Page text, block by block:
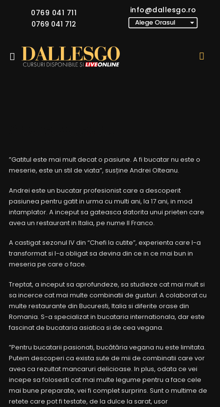
0769 041 711
0769 041 712
info@dallesgo.ro
”Gatitul este mai mult decat o pasiune. A fi bucatar nu este o
meserie, este un stil de viata”, susține Andrei Olteanu.
Andrei este un bucatar profesionist care a descoperit
pasiunea pentru gatit in urma cu multi ani, la 17 ani, in mod
intamplator. A inceput sa gateasca datorita unui prieten care
avea un restaurant in Italia, pe nume Il Franco.
A castigat sezonul IV din “Chefi la cutite”, experienta care l-a
transformat si l-a obligat sa devina din ce in ce mai bun in
meseria pe care o face.
Treptat, a inceput sa aprofundeze, sa studieze cat mai mult si
sa incerce cat mai multe combinatii de gusturi. A colaborat cu
multe restaurante din Bucuresti, Italia si diferite orase din
Romania. S-a specializat in bucataria internationala, dar este
fascinat de bucataria asiatica si de cea vegana.
”Pentru bucatarii pasionati, bucătăria vegana nu este limitata.
Putem descoperi ca exista sute de mii de combinatii care vor
avea ca rezultat mancaruri delicioase. In plus, odata ce vei
incepe sa folosesti cat mai multe legume pentru a face cele
mai bune preparate, vei fi complet surprins. Sunt o multime de
retete care pot fi testate, de la dulce la sarat, usor